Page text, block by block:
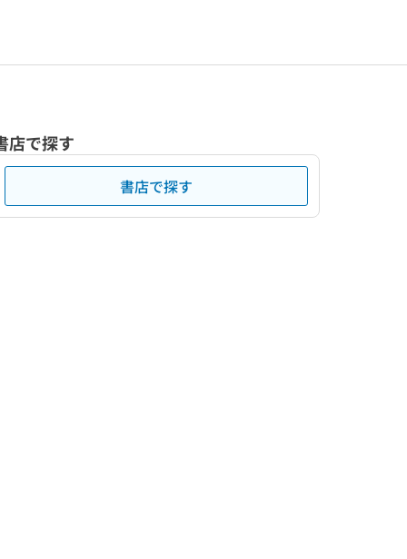
店で探す
書店で探す